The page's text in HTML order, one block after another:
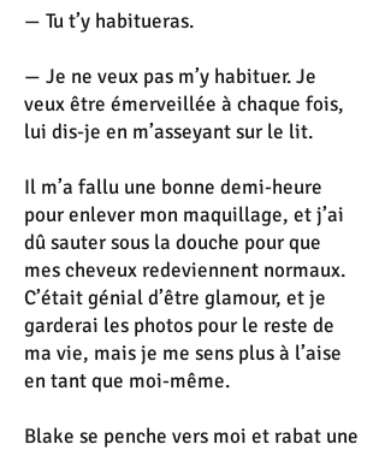
— Tu t’y habitueras.
— Je ne veux pas m’y habituer. Je
veux être émerveillée à chaque fois,
lui dis-je en m’asseyant sur le lit.
Il m’a fallu une bonne demi-heure
pour enlever mon maquillage, et j’ai
dû sauter sous la douche pour que
mes cheveux redeviennent normaux.
C’était génial d’être glamour, et je
garderai les photos pour le reste de
ma vie, mais je me sens plus à l’aise
en tant que moi-même.
Blake se penche vers moi et rabat une